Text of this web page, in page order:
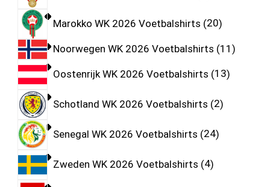
Marokko WK 2026 Voetbalshirts 20
Noorwegen WK 2026 Voetbalshirts 11
Oostenrijk WK 2026 Voetbalshirts 13
Schotland WK 2026 Voetbalshirts 2
Senegal WK 2026 Voetbalshirts 24
Zweden WK 2026 Voetbalshirts 4